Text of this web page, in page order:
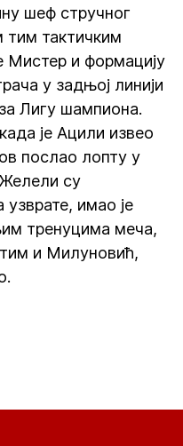
шеф стручног
тим тактичким
Мистер и формацију
у задњој линији
Лигу шампиона.
је Ацили извео
послао лопту у
су
имао је
тренуцима меча,
и Милуновић,